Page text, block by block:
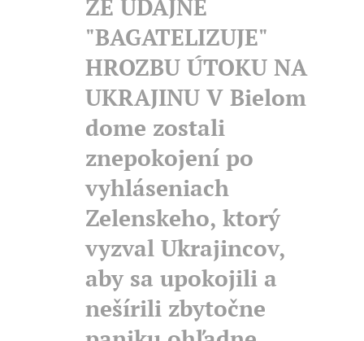
ŽE ÚDAJNE
"BAGATELIZUJE"
HROZBU ÚTOKU NA
UKRAJINU V Bielom
dome zostali
znepokojení po
vyhláseniach
Zelenskeho, ktorý
vyzval Ukrajincov,
aby sa upokojili a
nešírili zbytočne